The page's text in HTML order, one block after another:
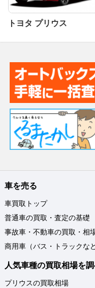
トヨタ プリウス
車を売る
車買取トップ
普通車の買取・査定の基礎
事故車・不動車の買取・相
商用車（バス・トラックな
人気車種の買取相場を
プリウスの買取相場